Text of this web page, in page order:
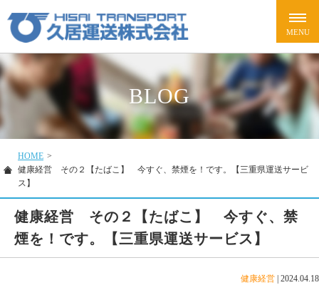
BLOG
HOME >
健康経営 その２【たばこ】 今すぐ、禁煙を！です。【三重県運送サービ
ス】
健康経営 その２【たばこ】 今すぐ、禁
煙を！です。【三重県運送サービス】
健康経営 2024.04.18